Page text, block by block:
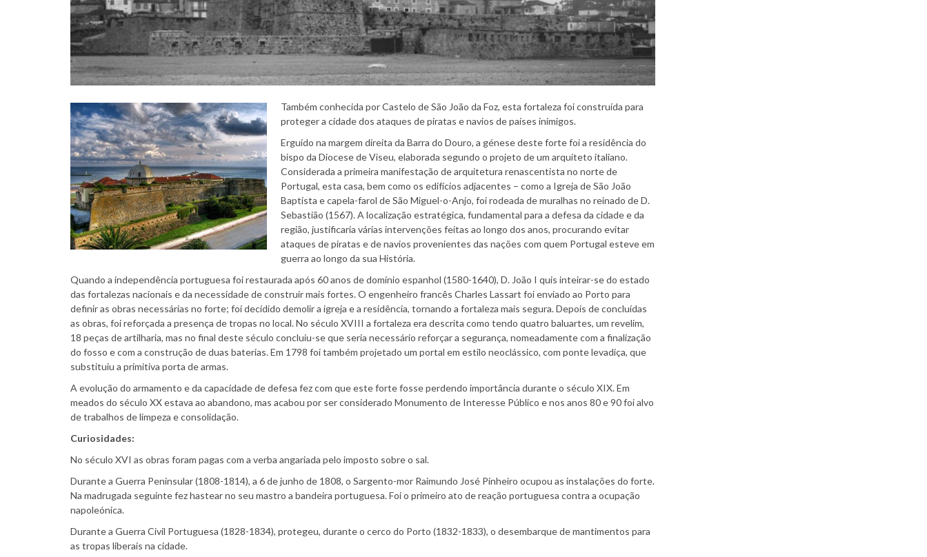
Também conhecida por Castelo de São João da Foz, esta fortaleza foi construída para
proteger a cidade dos ataques de piratas e navios de países inimigos.
Erguido na margem direita da Barra do Douro, a génese deste forte foi a residência do
bispo da Diocese de Viseu, elaborada segundo o projeto de um arquiteto italiano.
Considerada a primeira manifestação de arquitetura renascentista no norte de
Portugal, esta casa, bem como os edifícios adjacentes – como a Igreja de São João
Baptista e capela-farol de São Miguel-o-Anjo, foi rodeada de muralhas no reinado de D.
Sebastião (1567). A localização estratégica, fundamental para a defesa da cidade e da
região, justificaria várias intervenções feitas ao longo dos anos, procurando evitar
ataques de piratas e de navios provenientes das nações com quem Portugal esteve em
guerra ao longo da sua História.
Quando a independência portuguesa foi restaurada após 60 anos de domínio espanhol (1580-1640), D. João I quis inteirar-se do estado
das fortalezas nacionais e da necessidade de construir mais fortes. O engenheiro francês Charles Lassart foi enviado ao Porto para
definir as obras necessárias no forte; foi decidido demolir a igreja e a residência, tornando a fortaleza mais segura. Depois de concluídas
as obras, foi reforçada a presença de tropas no local. No século XVIII a fortaleza era descrita como tendo quatro baluartes, um revelim,
18 peças de artilharia, mas no final deste século concluiu-se que seria necessário reforçar a segurança, nomeadamente com a finalização
do fosso e com a construção de duas baterias. Em 1798 foi também projetado um portal em estilo neoclássico, com ponte levadiça, que
substituiu a primitiva porta de armas.
A evolução do armamento e da capacidade de defesa fez com que este forte fosse perdendo importância durante o século XIX. Em
meados do século XX estava ao abandono, mas acabou por ser considerado Monumento de Interesse Público e nos anos 80 e 90 foi alvo
de trabalhos de limpeza e consolidação.
Curiosidades:
No século XVI as obras foram pagas com a verba angariada pelo imposto sobre o sal.
Durante a Guerra Peninsular (1808-1814), a 6 de junho de 1808, o Sargento-mor Raimundo José Pinheiro ocupou as instalações do forte.
Na madrugada seguinte fez hastear no seu mastro a bandeira portuguesa. Foi o primeiro ato de reação portuguesa contra a ocupação
napoleónica.
Durante a Guerra Civil Portuguesa (1828-1834), protegeu, durante o cerco do Porto (1832-1833), o desembarque de mantimentos para
as tropas liberais na cidade.